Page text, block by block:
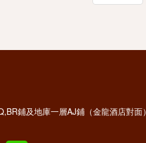
鋪及地庫一層AJ鋪（金龍酒店對面）